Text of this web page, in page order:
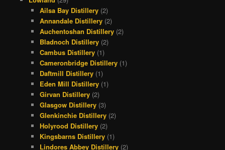
Ailsa Bay Distillery (2)
Annandale Distillery (2)
Auchentoshan Distillery (2)
Bladnoch Distillery (2)
Cambus Distillery (1)
Cameronbridge Distillery (1)
Daftmill Distillery (1)
Eden Mill Distillery (1)
Girvan Distillery (2)
Glasgow Distillery (3)
Glenkinchie Distillery (2)
Holyrood Distillery (2)
Kingsbarns Distillery (1)
Lindores Abbey Distillery (2)